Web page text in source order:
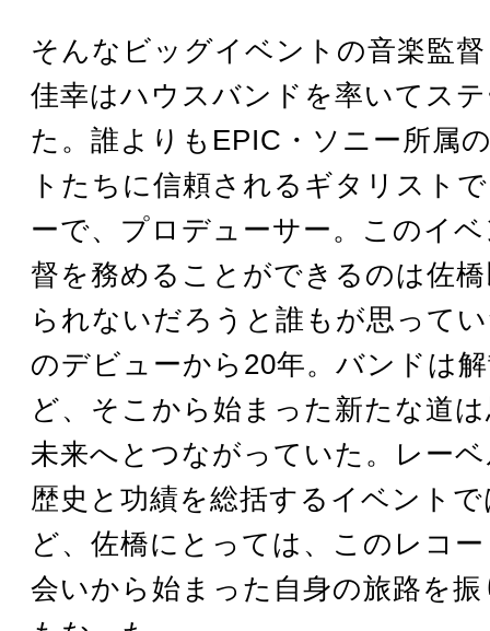
そんなビッグイベントの音楽監
佳幸はハウスバンドを率いてス
た。誰よりもEPIC・ソニー所属
トたちに信頼されるギタリスト
ーで、プロデューサー。このイ
督を務めることができるのは佐
られないだろうと誰もが思って
のデビューから20年。バンドは
ど、そこから始まった新たな道
未来へとつながっていた。レー
歴史と功績を総括するイベント
ど、佐橋にとっては、このレコ
会いから始まった自身の旅路を